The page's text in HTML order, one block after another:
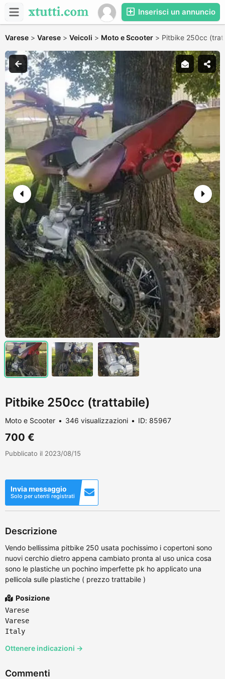
Inserisci un annuncio
Varese > Varese > Veicoli > Moto e Scooter > Pitbike 250cc
Pitbike 250cc (trattabile)
Moto e Scooter 346 visualizzazioni ID: 85967
700 €
Pubblicato il 2023/08/15
Invia messaggio
Solo per utenti registrati
Descrizione
Vendo bellissima pitbike 250 usata pochissimo i copertoni sono
nuovi cerchio dietro appena cambiato pronta al uso unica cosa
sono le plastiche un pochino imperfette pk ho applicato una
pellicola sulle plastiche ( prezzo trattabile )
Posizione
Varese
Varese
Italy
Ottenere indicazioni →
Commenti